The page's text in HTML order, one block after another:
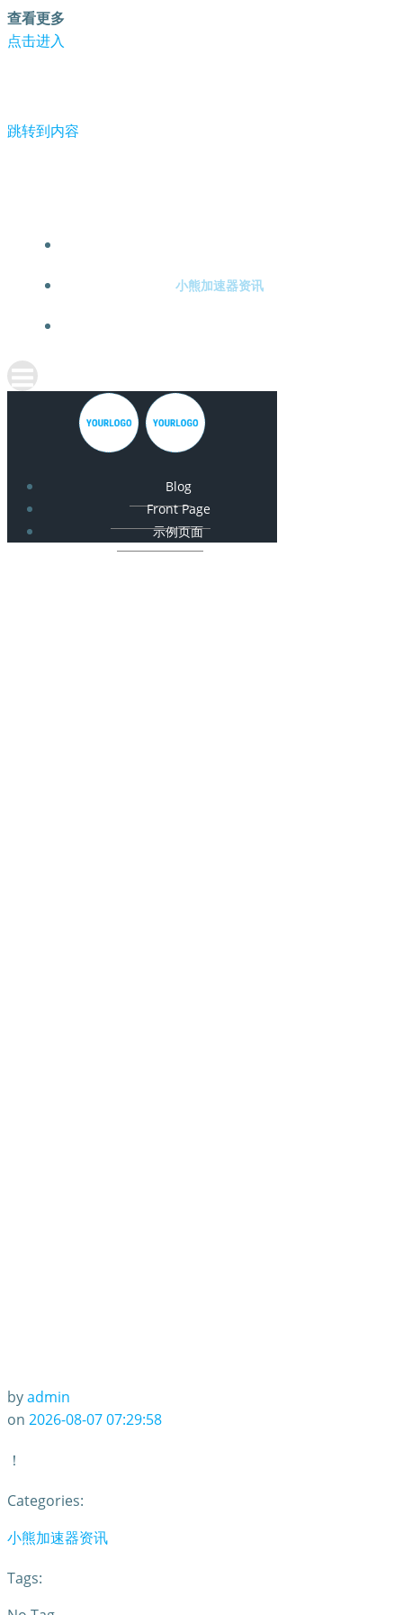
查看更多
点击进入
跳转到内容
小熊加速器资讯
Blog
Front Page
示例页面
byadmin
on 2026-08-07 07:29:58
！
Categories:
小熊加速器资讯
Tags: